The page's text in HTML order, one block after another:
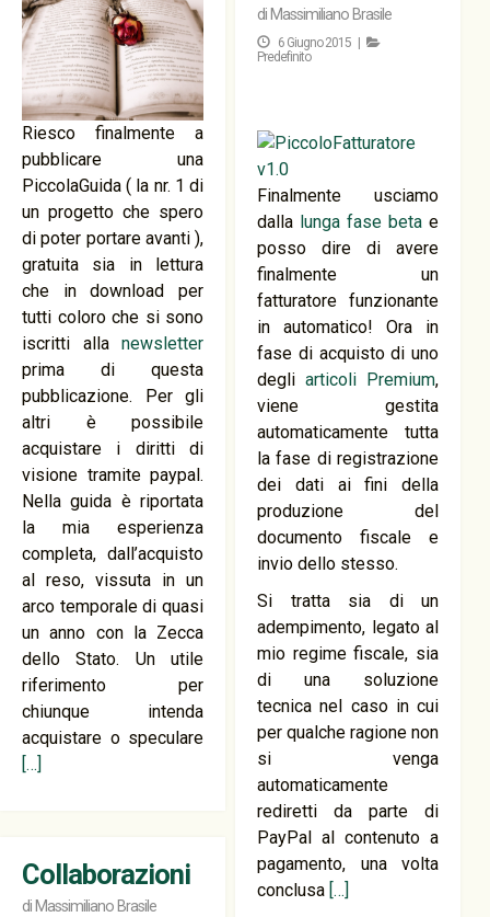
Riesco finalmente a
pubblicare una
PiccolaGuida ( la nr. 1 di
un progetto che spero
di poter portare avanti ),
gratuita sia in lettura
che in download per
tutti coloro che si sono
iscritti allanewsletter
prima di questa
pubblicazione. Per gli
altri è possibile
acquistare i diritti di
visione tramite paypal.
Nella guida è riportata
la mia esperienza
completa, dall’acquisto
al reso, vissuta in un
arco temporale di quasi
un anno con la Zecca
dello Stato. Un utile
riferimento per
chiunque intenda
acquistare o speculare
[…]
di Massimiliano Brasile
6 Giugno 2015 |
Predefinito
Finalmente usciamo
dalla lunga fase beta e
posso dire di avere
finalmente un
fatturatore funzionante
in automatico! Ora in
fase di acquisto di uno
degliarticoli Premium,
viene gestita
automaticamente tutta
la fase di registrazione
dei dati ai fini della
produzione del
documento fiscale e
invio dello stesso.
Si tratta sia di un
adempimento, legato al
mio regime fiscale, sia
di una soluzione
tecnica nel caso in cui
per qualche ragione non
si venga
automaticamente
rediretti da parte di
PayPal al contenuto a
pagamento, una volta
conclusa […]
Collaborazioni
di Massimiliano Brasile